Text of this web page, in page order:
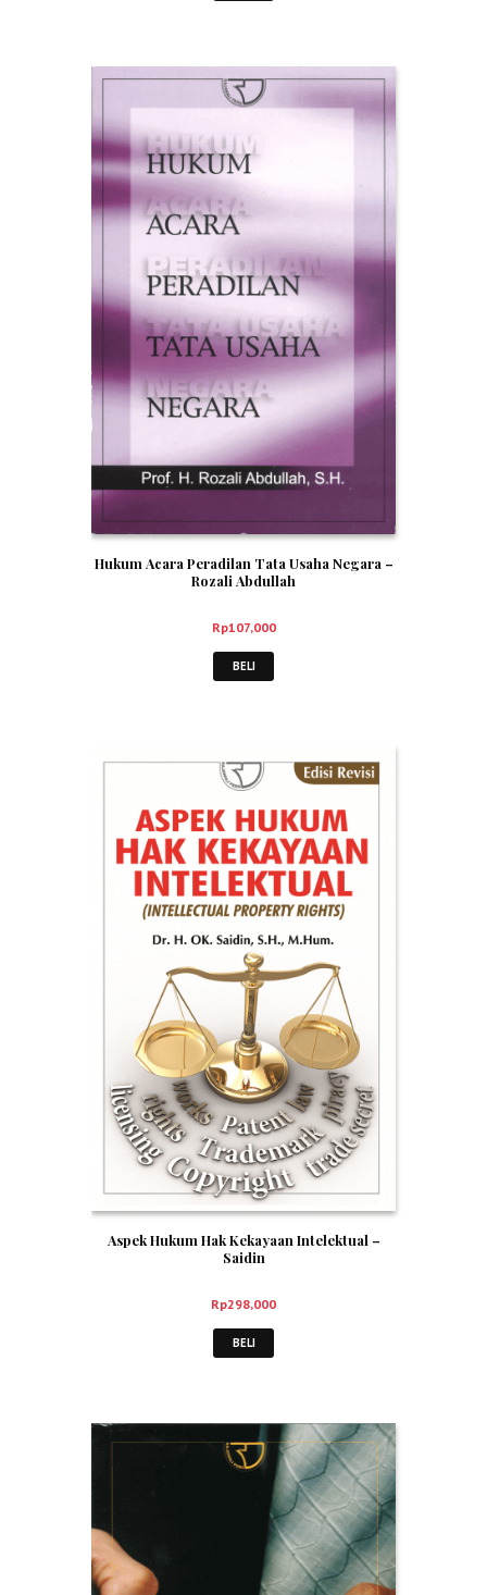
Hukum Acara Peradilan Tata Usaha Negara –
Rozali Abdullah
Rp107,000
BELI
Aspek Hukum Hak Kekayaan Intelektual –
Saidin
Rp298,000
BELI